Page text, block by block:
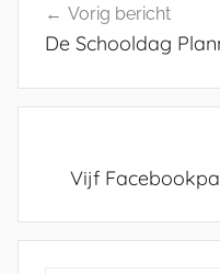
navigatie
Vorig bericht
De Schooldag
Vijf